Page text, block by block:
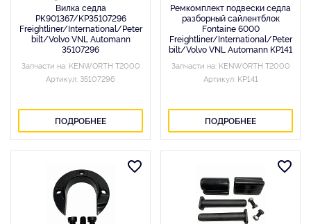
Вилка седла
РК901367/KP35107296
Freightliner/International/Peter
bilt/Volvo VNL Automann
35107296
Запчасти на: KENWORTH T2000
Артикул: 35107296
ПОДРОБНЕЕ
Ремкомплект подвески седла
разборный сайлентблок
Fontaine 6000
Freightliner/International/Peter
bilt/Volvo VNL Automann KP141
Запчасти на: KENWORTH T2000
Артикул: KP141
ПОДРОБНЕЕ